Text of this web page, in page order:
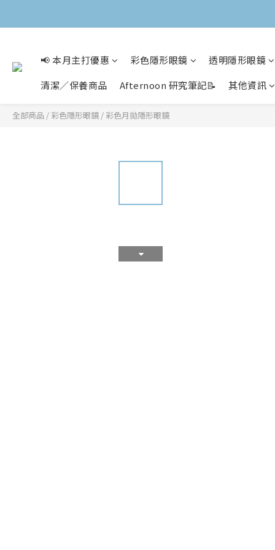
📢 本月主打優惠 彩色隱形眼鏡
透明隱形眼鏡
清潔／保養商品
Afternoon 研究筆記📝 其他資訊
全部商品 / 彩色隱形眼鏡 / 彩色月拋隱形眼鏡